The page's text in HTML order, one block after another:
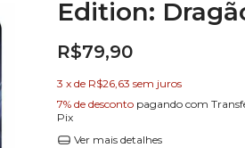
Edition:
R$79,90
3 x de R$26,63 sem juros
7% de desconto pagando com
Pix
Ver mais detalhes